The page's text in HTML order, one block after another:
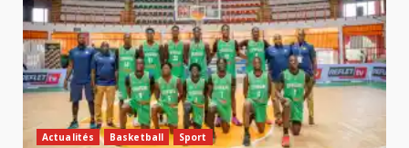
Actualités Basketball Sport